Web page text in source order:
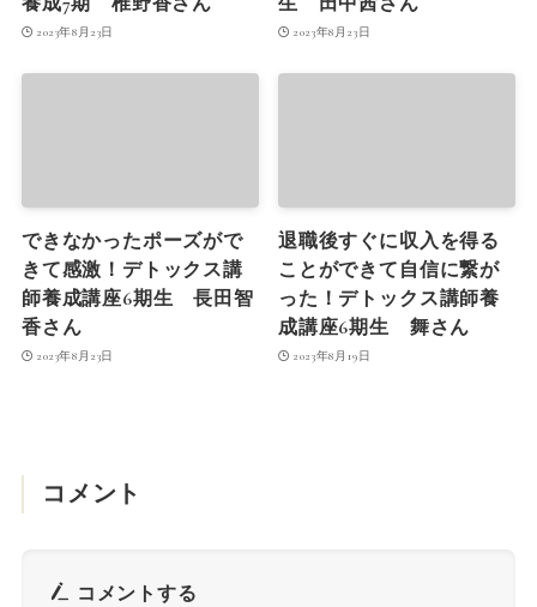
2023年8月23日 2023年8月23日
できなかったポーズがで
きて感激！デトックス講
師養成講座6期生 長田智
香さん
2023年8月23日
退職後すぐに収入を得る
ことができて自信に繋が
った！デトックス講師養
成講座6期生 舞さん
2023年8月19日
コメント
コメントする